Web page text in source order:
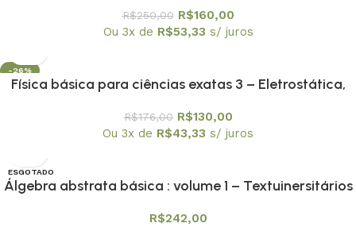
R$250,00 R$160,00
Ou 3x de R$53,33 s/ juros
-26%
Física básica para ciências exatas 3 – Eletrostática,
R$176,00 R$130,00
Ou 3x de R$43,33 s/ juros
ESGOTADO
Álgebra abstrata básica : volume 1 – Textuinersitários
R$242,00